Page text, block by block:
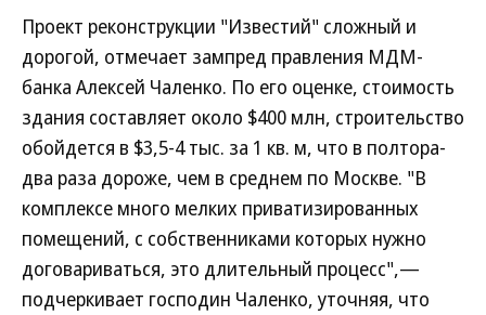
Проект реконструкции "Известий" сложный и
дорогой, отмечает зампред правления МДМ-
банка Алексей Чаленко. По его оценке, стоимость
здания составляет около $400 млн, строительство
обойдется в $3,5-4 тыс. за 1 кв. м, что в полтора-
два раза дороже, чем в среднем по Москве. "В
комплексе много мелких приватизированных
помещений, с собственниками которых нужно
договариваться, это длительный процесс",—
подчеркивает господин Чаленко, уточняя, что